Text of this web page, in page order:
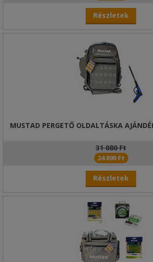
Részletek
MUSTAD PERGETŐ OLDALTÁSKA
31 080 Ft
24 890 Ft
Részletek